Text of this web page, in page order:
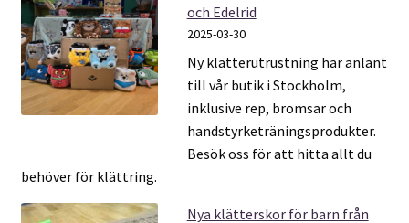
och Edelrid
2025-03-30
Ny klätterutrustning har anlänt
till vår butik i Stockholm,
inklusive rep, bromsar och
handstyrketräningsprodukter.
Besök oss för att hitta allt du
behöver för klättring.
Nya klätterskor för barn från